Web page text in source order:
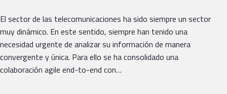
El sector de las telecomunicaciones ha sido siempre un sector
muy dinámico. En este sentido, siempre han tenido una
necesidad urgente de analizar su información de manera
convergente y única. Para ello se ha consolidado una
colaboración agile end-to-end con…